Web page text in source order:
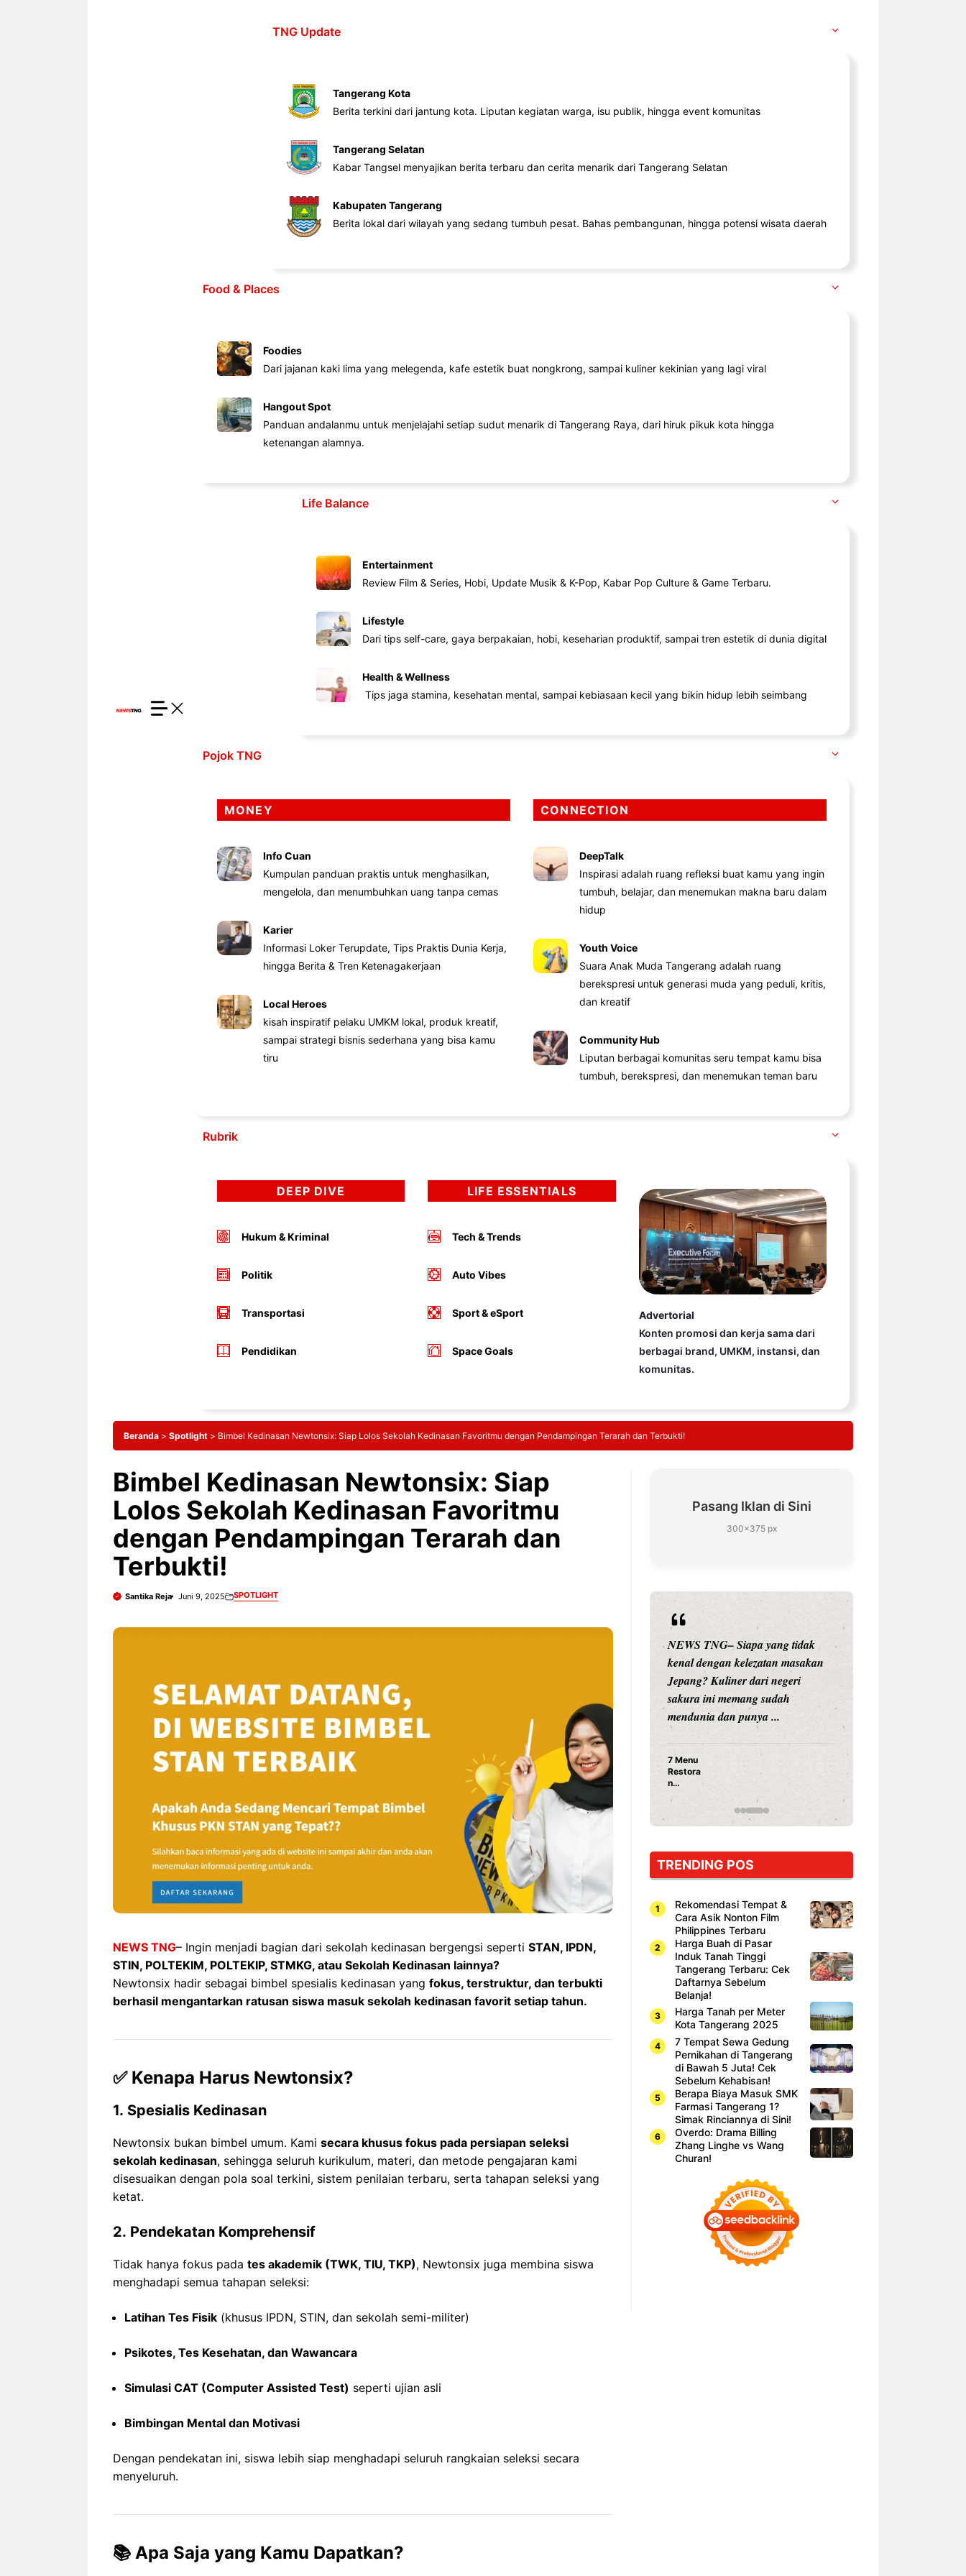
TNG Update
Tangerang Kota
Berita terkini dari jantung kota. Liputan kegiatan warga, isu publik, hingga event komunitas
Tangerang Selatan
Kabar Tangsel menyajikan berita terbaru dan cerita menarik dari Tangerang Selatan
Kabupaten Tangerang
Berita lokal dari wilayah yang sedang tumbuh pesat. Bahas pembangunan, hingga potensi wisata daerah
Food & Places
Foodies
Dari jajanan kaki lima yang melegenda, kafe estetik buat nongkrong, sampai kuliner kekinian yang lagi viral
Hangout Spot
Panduan andalanmu untuk menjelajahi setiap sudut menarik di Tangerang Raya, dari hiruk pikuk kota hingga
ketenangan alamnya.
Life Balance
Entertainment
Review Film & Series, Hobi, Update Musik & K-Pop, Kabar Pop Culture & Game Terbaru.
Lifestyle
Dari tips self-care, gaya berpakaian, hobi, keseharian produktif, sampai tren estetik di dunia digital
Health & Wellness
Tips jaga stamina, kesehatan mental, sampai kebiasaan kecil yang bikin hidup lebih seimbang
Pojok TNG
MONEY
Info Cuan
Kumpulan panduan praktis untuk menghasilkan,
mengelola, dan menumbuhkan uang tanpa cemas
Karier
Informasi Loker Terupdate, Tips Praktis Dunia Kerja,
hingga Berita & Tren Ketenagakerjaan
Local Heroes
kisah inspiratif pelaku UMKM lokal, produk kreatif,
sampai strategi bisnis sederhana yang bisa kamu
tiru
CONNECTION
DeepTalk
Inspirasi adalah ruang refleksi buat kamu yang ingin
tumbuh, belajar, dan menemukan makna baru dalam
hidup
Youth Voice
Suara Anak Muda Tangerang adalah ruang
berekspresi untuk generasi muda yang peduli, kritis,
dan kreatif
Community Hub
Liputan berbagai komunitas seru tempat kamu bisa
tumbuh, berekspresi, dan menemukan teman baru
Rubrik
DEEP DIVE
Hukum & Kriminal
Politik
Transportasi
Pendidikan
LIFE ESSENTIALS
Tech & Trends
Auto Vibes
Sport & eSport
Space Goals
Advertorial
Konten promosi dan kerja sama dari
berbagai brand, UMKM, instansi, dan
komunitas.
Beranda > Spotlight > Bimbel Kedinasan Newtonsix: Siap Lolos Sekolah Kedinasan Favoritmu dengan Pendampingan Terarah dan Terbukti!
Bimbel Kedinasan Newtonsix: Siap
Lolos Sekolah Kedinasan Favoritmu
dengan Pendampingan Terarah dan
Terbukti!
Santika Reja Juni 9, 2025 SPOTLIGHT
NEWS TNG– Ingin menjadi bagian dari sekolah kedinasan bergengsi seperti STAN, IPDN,
STIN, POLTEKIM, POLTEKIP, STMKG, atau Sekolah Kedinasan lainnya?
Newtonsix hadir sebagai bimbel spesialis kedinasan yang fokus, terstruktur, dan terbukti
berhasil mengantarkan ratusan siswa masuk sekolah kedinasan favorit setiap tahun.
✅ Kenapa Harus Newtonsix?
1. Spesialis Kedinasan
Newtonsix bukan bimbel umum. Kami secara khusus fokus pada persiapan seleksi
sekolah kedinasan, sehingga seluruh kurikulum, materi, dan metode pengajaran kami
disesuaikan dengan pola soal terkini, sistem penilaian terbaru, serta tahapan seleksi yang
ketat.
2. Pendekatan Komprehensif
Tidak hanya fokus pada tes akademik (TWK, TIU, TKP), Newtonsix juga membina siswa
menghadapi semua tahapan seleksi:
Latihan Tes Fisik (khusus IPDN, STIN, dan sekolah semi-militer)
Psikotes, Tes Kesehatan, dan Wawancara
Simulasi CAT (Computer Assisted Test) seperti ujian asli
Bimbingan Mental dan Motivasi
Dengan pendekatan ini, siswa lebih siap menghadapi seluruh rangkaian seleksi secara
menyeluruh.
📚 Apa Saja yang Kamu Dapatkan?
Pasang Iklan di Sini
300×375 px
Nunung Srimulat dan Vicky
Prasetyo, kini merambah dunia
Nunung Srimulat & Vicky
Prasetyo Buka Restoran
Mami Bikin Nagih!
2026, restoran all you can eat
Kakkoii All You Can Eat Bandung
menghadirkan ...
Sambut 2026, Kakkoii
Bandung Hadirkan Pesta All
menguntungkan? ...
Dari Iseng Jadi Cuan: Kisah
TUM_ATUL yang Ubah
Hampers Jadi Bisnis Kece
NEWS TNG– Siapa yang tidak
kenal dengan kelezatan masakan
Jepang? Kuliner dari negeri
sakura ini memang sudah
mendunia dan punya ...
7 Menu
Restora
n
yang
Dicoba,
Cuma
Sushi!
TRENDING POS
Rekomendasi Tempat &
Cara Asik Nonton Film
Philippines Terbaru
Harga Buah di Pasar
Induk Tanah Tinggi
Tangerang Terbaru: Cek
Daftarnya Sebelum
Belanja!
Harga Tanah per Meter
Kota Tangerang 2025
7 Tempat Sewa Gedung
Pernikahan di Tangerang
di Bawah 5 Juta! Cek
Sebelum Kehabisan!
Berapa Biaya Masuk SMK
Farmasi Tangerang 1?
Simak Rinciannya di Sini!
Overdo: Drama Billing
Zhang Linghe vs Wang
Churan!